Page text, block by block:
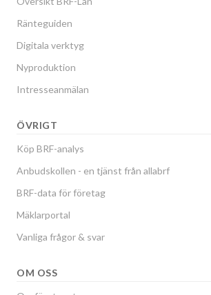
Ränteguiden
Digitala verktyg
Nyproduktion
Intresseanmälan
ÖVRIGT
Köp BRF-analys
Anbudskollen - en tjänst från allabrf
BRF-data för företag
Mäklarportal
Vanliga frågor & svar
OM OSS